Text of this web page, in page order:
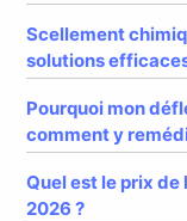
Scellement
solutions
Pourquoi mon
comment y
Quel est le prix de
2026 ?